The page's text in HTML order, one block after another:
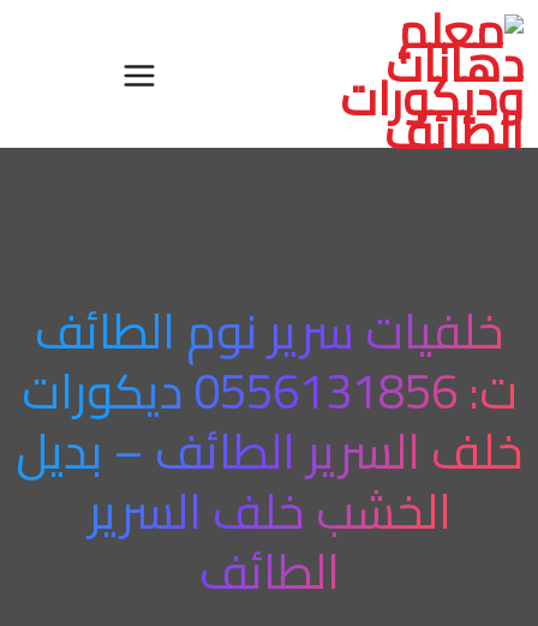
خلفيات سرير نوم الطائف
ت: 0556131856 ديكورات
خلف السرير الطائف – بديل
الخشب خلف السرير
الطائف